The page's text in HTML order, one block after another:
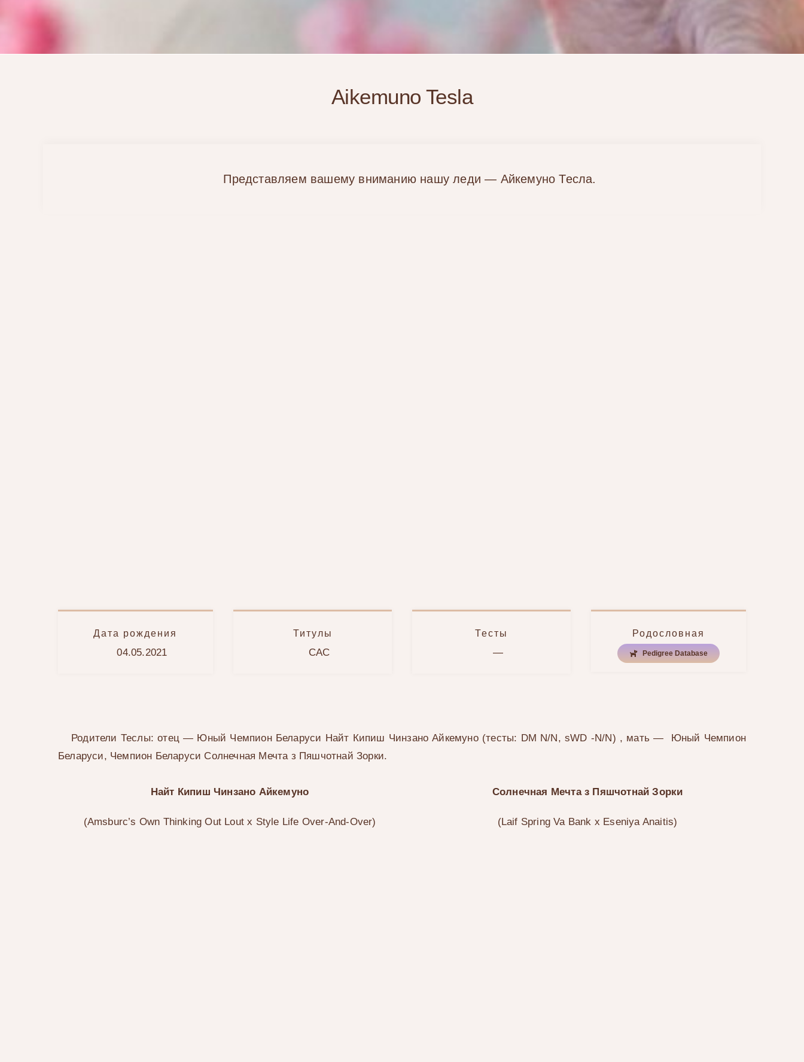
Aikemuno Tesla
Представляем вашему вниманию нашу леди — Айкемуно Тесла.
Дата рождения
04.05.2021
Титулы
CAC
Тесты
—
Родословная
Pedigree Database
Родители Теслы: отец — Юный Чемпион Беларуси Найт Кипиш Чинзано Айкемуно (тесты: DM N/N, sWD -N/N) , мать — Юный Чемпион
Беларуси, Чемпион Беларуси Солнечная Мечта з Пяшчотнай Зорки.
Найт Кипиш Чинзано Айкемуно
(Amsburc’s Own Thinking Out Loutx Style Life Over-And-Over)
Солнечная Мечта з Пяшчотнай Зорки
(Laif Spring Va Bank x Eseniya Anaitis)